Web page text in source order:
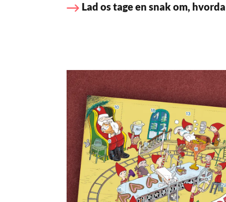
Lad os tage en snak om,